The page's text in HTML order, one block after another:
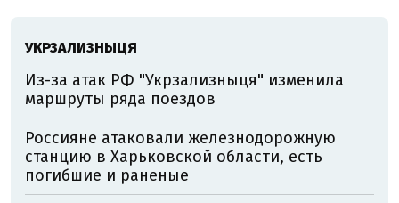
УКРЗАЛИЗНЫЦЯ
Из-за атак РФ "Укрзализныця" изменила
маршруты ряда поездов
Россияне атаковали железнодорожную
станцию в Харьковской области, есть
погибшие и раненые